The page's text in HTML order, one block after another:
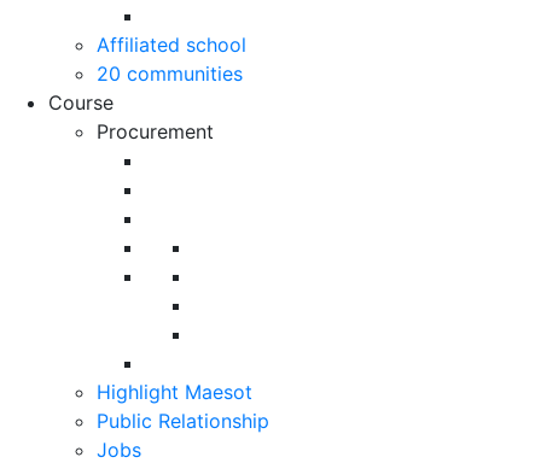
Affiliated school
20 communities
Course
Procurement
Highlight Maesot
Public Relationship
Jobs